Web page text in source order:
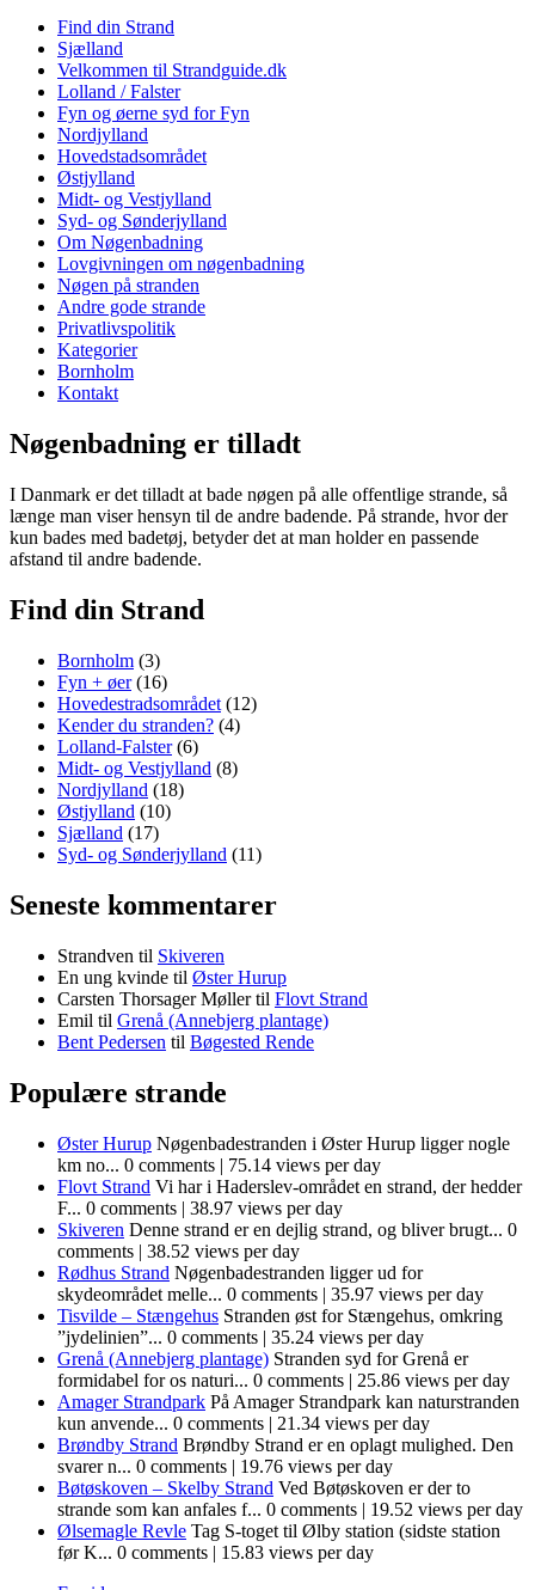
Find din Strand
Sjælland
Velkommen til Strandguide.dk
Lolland / Falster
Fyn og øerne syd for Fyn
Nordjylland
Hovedstadsområdet
Østjylland
Midt- og Vestjylland
Syd- og Sønderjylland
Om Nøgenbadning
Lovgivningen om nøgenbadning
Nøgen på stranden
Andre gode strande
Privatlivspolitik
Kategorier
Bornholm
Kontakt
Nøgenbadning er tilladt
I Danmark er det tilladt at bade nøgen på alle offentlige strande, så
længe man viser hensyn til de andre badende. På strande, hvor der
kun bades med badetøj, betyder det at man holder en passende
afstand til andre badende.
Find din Strand
Bornholm (3)
Fyn + øer(16)
Hovedestradsområdet (12)
Kender du stranden? (4)
Lolland-Falster(6)
Midt- og Vestjylland (8)
Nordjylland (18)
Østjylland (10)
Sjælland (17)
Syd- og Sønderjylland (11)
Seneste kommentarer
Strandven til Skiveren
En ung kvinde til Øster Hurup
Carsten Thorsager Møllertil Flovt Strand
Emil til Grenå (Annebjerg plantage)
Bent Pedersen til Bøgested Rende
Populære strande
Øster Hurup Nøgenbadestranden i Øster Hurup ligger nogle
km no... 0 comments | 75.14 views per day
Flovt Strand Vi har i Haderslev-området en strand, der hedder
F... 0 comments | 38.97 views per day
Skiveren Denne strand er en dejlig strand, og bliver brugt... 0
comments | 38.52 views per day
Rødhus Strand Nøgenbadestranden ligger ud for
skydeområdet melle... 0 comments | 35.97 views per day
Tisvilde – Stængehus Stranden øst for Stængehus, omkring
”jydelinien”... 0 comments | 35.24 views per day
Grenå (Annebjerg plantage) Stranden syd for Grenå er
formidabel for os naturi... 0 comments | 25.86 views per day
Amager Strandpark På Amager Strandpark kan naturstranden
kun anvende... 0 comments | 21.34 views per day
Brøndby Strand Brøndby Strand er en oplagt mulighed. Den
svarer n... 0 comments | 19.76 views per day
Bøtøskoven – Skelby Strand Ved Bøtøskoven er der to
strande som kan anfales f... 0 comments | 19.52 views per day
Ølsemagle Revle Tag S-toget til Ølby station (sidste station
før K... 0 comments | 15.83 views per day